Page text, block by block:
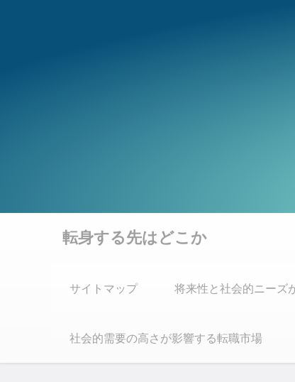
転身する先はどこか
サイトマップ 将来性と社会的ニーズ
社会的需要の高さが影響する転職市場